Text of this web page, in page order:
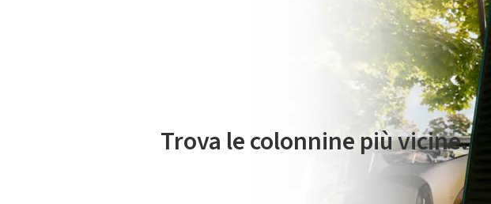
Il servizio di mobilità elettrica è gestito da Plenitude On The Road
Trova le colonnine più vicine.